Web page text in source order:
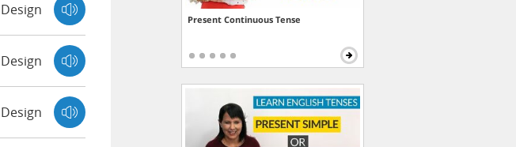
Design تُنطق Ivy
Design تُنطق Joanna
Design تُنطق Kendra
Present Continuous Tense